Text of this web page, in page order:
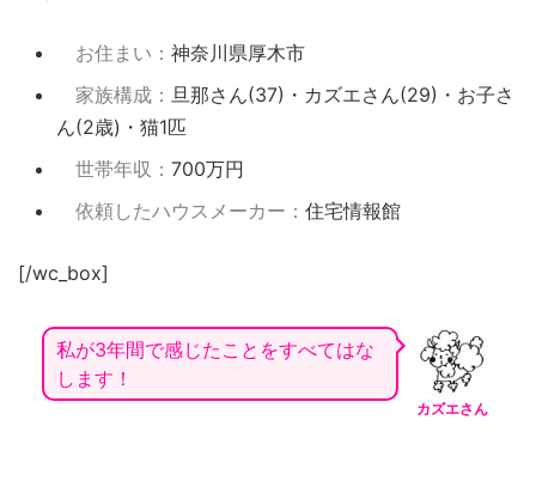
お住まい： 神奈川県厚木市
家族構成： 旦那さん(37)・カズエさん(29)・お子さ
ん(2歳)・猫1匹
世帯年収： 700万円
依頼したハウスメーカー： 住宅情報館
[/wc_box]
カズエさん
私が3年間で感じたことをすべてはな
します！